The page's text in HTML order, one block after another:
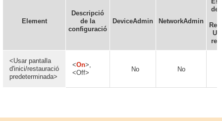
Element
Descripció
de la
configuració
DeviceAdmin NetworkAdmin
UI
<Usar pantalla
d'inici/restauració
predeterminada>
<On>,
<Off>
No No